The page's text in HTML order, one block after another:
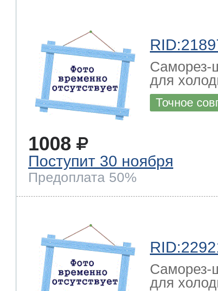
Саморез-
для
Точное
1008
Поступит 30 ноября
Предоплата 50%
Саморез-
для